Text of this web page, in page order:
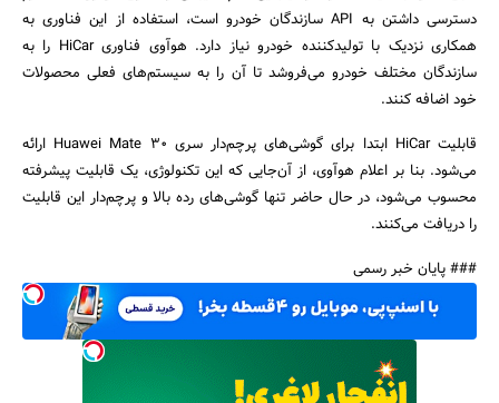
دسترسی داشتن به API سازندگان خودرو است، استفاده از این فناوری به
همکاری نزدیک با تولیدکننده خودرو نیاز دارد. هوآوی فناوری HiCar را به
سازندگان مختلف خودرو می‌فروشد تا آن را به سیستم‌های فعلی محصولات
خود اضافه کنند.
قابلیت HiCar ابتدا برای گوشی‌های پرچم‌دار سری Huawei Mate 30 ارائه
می‌شود. بنا بر اعلام هوآوی، از آن‌جایی که این تکنولوژی، یک قابلیت پیشرفته
محسوب می‌شود، در حال حاضر تنها گوشی‌های ‌رده بالا و پرچم‌دار این قابلیت
را دریافت می‌کنند.
### پایان خبر رسمی